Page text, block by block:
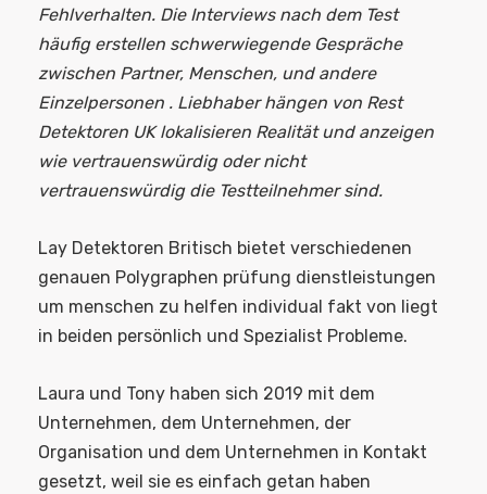
Fehlverhalten. Die Interviews nach dem Test
häufig erstellen schwerwiegende Gespräche
zwischen Partner, Menschen, und andere
Einzelpersonen . Liebhaber hängen von Rest
Detektoren UK lokalisieren Realität und anzeigen
wie vertrauenswürdig oder nicht
vertrauenswürdig die Testteilnehmer sind.
Lay Detektoren Britisch bietet verschiedenen
genauen Polygraphen prüfung dienstleistungen
um menschen zu helfen individual fakt von liegt
in beiden persönlich und Spezialist Probleme.
Laura und Tony haben sich 2019 mit dem
Unternehmen, dem Unternehmen, der
Organisation und dem Unternehmen in Kontakt
gesetzt, weil sie es einfach getan haben